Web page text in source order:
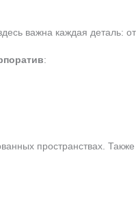
важна каждая деталь:
:
пространствах. Также